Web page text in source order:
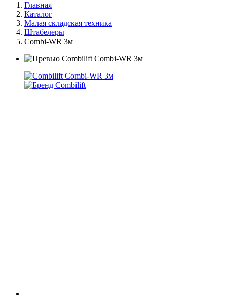
Главная
Каталог
Малая складская техника
Штабелеры
Combi-WR 3м